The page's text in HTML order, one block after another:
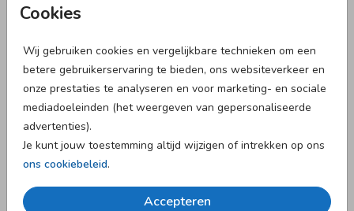
Cookies
Wij gebruiken cookies en vergelijkbare technieken om een
betere gebruikerservaring te bieden, ons websiteverkeer en
onze prestaties te analyseren en voor marketing- en sociale
mediadoeleinden (het weergeven van gepersonaliseerde
advertenties).
Je kunt jouw toestemming altijd wijzigen of intrekken op ons
ons cookiebeleid.
Accepteren
VLAG DOOPSUIKERDOOSJE